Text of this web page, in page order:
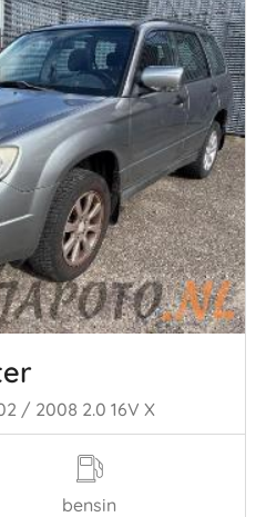
/ 2008 2.0 16V X
bensin